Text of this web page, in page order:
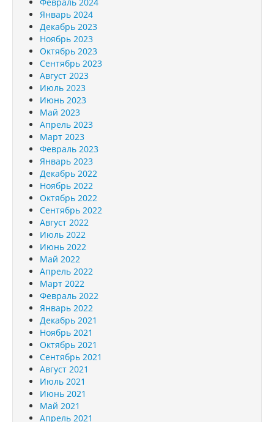
Январь 2024
Декабрь 2023
Ноябрь 2023
Октябрь 2023
Сентябрь 2023
Август 2023
Июль 2023
Июнь 2023
Май 2023
Апрель 2023
Март 2023
Февраль 2023
Январь 2023
Декабрь 2022
Ноябрь 2022
Октябрь 2022
Сентябрь 2022
Август 2022
Июль 2022
Июнь 2022
Май 2022
Апрель 2022
Март 2022
Февраль 2022
Январь 2022
Декабрь 2021
Ноябрь 2021
Октябрь 2021
Сентябрь 2021
Август 2021
Июль 2021
Июнь 2021
Май 2021
Апрель 2021